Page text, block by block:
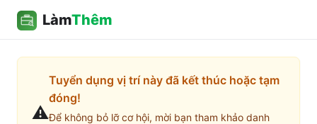
LàmThêm
⚠️
Tuyển dụng vị trí này đã kết thúc hoặc tạm
đóng!
Để không bỏ lỡ cơ hội, mời bạn tham khảo danh